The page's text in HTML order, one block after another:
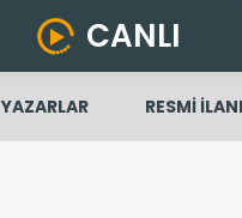
CANLI
YAZARLAR RESMİ